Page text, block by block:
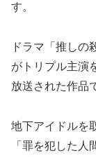
す。
ドラマ「推しの
がトリプル主演
放送された作品
地下アイドルを
「罪を犯した